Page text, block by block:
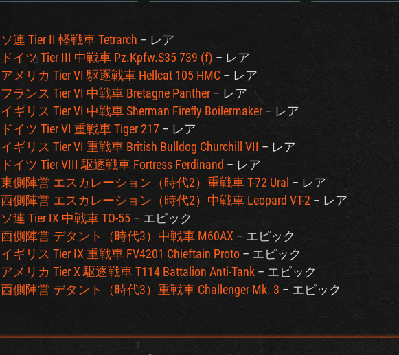
ソ連 Tier II 軽戦車 Tetrarch – レア
ドイツ Tier III 中戦車 Pz.Kpfw.S35 739 (f) – レア
アメリカ Tier VI 駆逐戦車 Hellcat 105 HMC– レア
フランス Tier VI 中戦車 Bretagne Panther– レア
イギリス Tier VI 中戦車 Sherman Firefly Boilermaker– レア
ドイツ Tier VI 重戦車 Tiger 217 – レア
イギリス Tier VI 重戦車 British Bulldog Churchill VII
– レア
ドイツ Tier VIII 駆逐戦車 Fortress Ferdinand – レア
東側陣営 エスカレーション（時代2）重戦車 T-72 Ural – レア
西側陣営 エスカレーション（時代2）中戦車 Leopard VT-2– レア
ソ連 Tier IX 中戦車 TO-55 – エピック
西側陣営 デタント（時代3）中戦車 M60AX– エピック
イギリス Tier IX 重戦車 FV4201 Chieftain Proto– エピック
アメリカ Tier X 駆逐戦車 T114 Battalion Anti-Tank– エピック
西側陣営 デタント（時代3）重戦車 Challenger Mk. 3 – エピック